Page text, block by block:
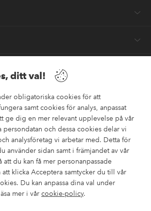
ditt val!
obligatoriska cookies för att
samt cookies för analys, anpassat
ge dig en mer relevant upplevelse på vår
persondatan och dessa cookies delar vi
analysföretag vi arbetar med. Detta för
använder sidan samt i främjandet av vår
att du kan få mer personanpassade
klicka Acceptera samtycker du till vår
Du kan anpassa dina val under
mer i vår cookie-policy.
Säkra betalningar
mer om våra betalalternativ ?
elpy